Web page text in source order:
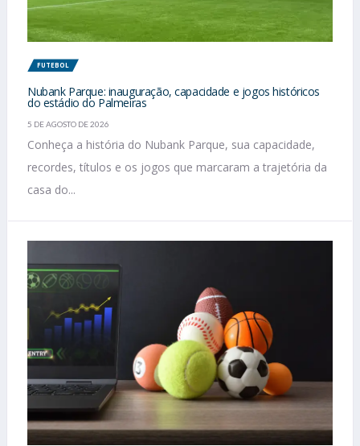
FUTEBOL
Nubank Parque: inauguração, capacidade e jogos históricos
do estádio do Palmeiras
5 DE AGOSTO DE 2026
Conheça a história do Nubank Parque, sua capacidade,
recordes, títulos e os jogos que marcaram a trajetória da
casa do...